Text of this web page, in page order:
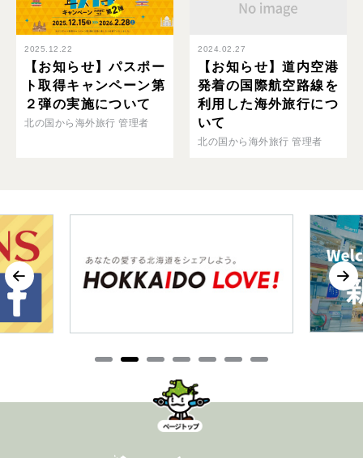
2025.12.22
【お知らせ】パスポー
ト取得キャンペーン第
２弾の実施について
北の国から海外旅行 管理者
2024.02.27
【お知らせ】道内空港
発着の国際航空路線を
利用した海外旅行につ
いて
北の国から海外旅行 管理者